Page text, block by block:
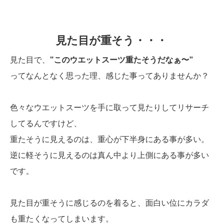
見た目が重そう・・・
見た目で、 ”このウエットスーツ重たそうだなぁ〜”
ってなんとなく思った理、感じた事ってありませんか？
色々なウエットスーツを手に取って見たりしてリサーチ
してるんですけど、
重たそうに見えるのは、重心が下半身にある事が多い。
逆に軽そうに見えるのは真ん中より上側にある事が多い
です。
見た目が重そうに感じるのを着ると、面白い位にカラダ
も重たくなってしまいます。